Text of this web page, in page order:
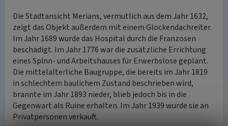
Die Stadtansicht Merians, vermutlich aus dem Jahr 1632,
zeigt das Objekt außerdem mit einem Glockendachreiter.
Im Jahr 1689 wurde das Hospital durch die Franzosen
beschädigt. Im Jahr 1776 war die zusätzliche Errichtung
eines Spinn- und Arbeitshauses für Erwerbslose geplant.
Die mittelalterliche Baugruppe, die bereits im Jahr 1819
in schlechtem baulichem Zustand beschrieben wird,
brannte im Jahr 1893 nieder, blieb jedoch bis in die
Gegenwart als Ruine erhalten. Im Jahr 1939 wurde sie an
Privatpersonen verkauft.